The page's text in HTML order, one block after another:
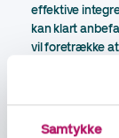
Samtykke
effektive
kan klart
vil foretrække at
OM CIC
CIC har